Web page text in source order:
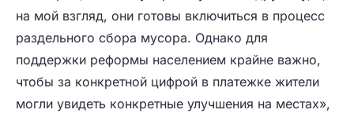
на мой взгляд, они готовы включиться в процесс
раздельного сбора мусора. Однако для
поддержки реформы населением крайне важно,
чтобы за конкретной цифрой в платежке жители
могли увидеть конкретные улучшения на местах»,